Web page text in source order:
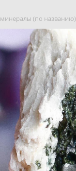
минералы (по названию)